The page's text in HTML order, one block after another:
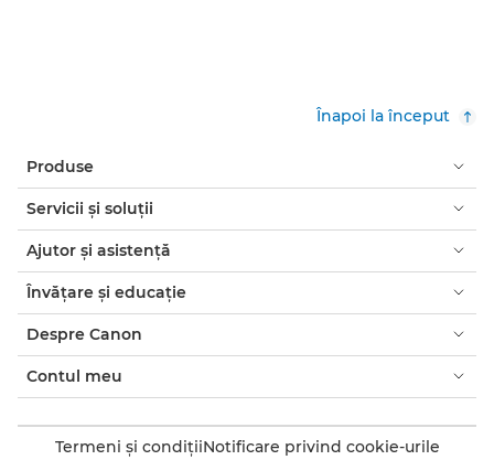
Înapoi la început
Produse
Servicii şi soluţii
Ajutor şi asistenţă
Învăţare şi educaţie
Despre Canon
Contul meu
Termeni şi condiţiiNotificare privind cookie-urile